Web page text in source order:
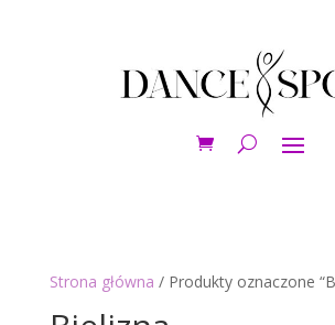
Strona główna / Produkty oznaczone